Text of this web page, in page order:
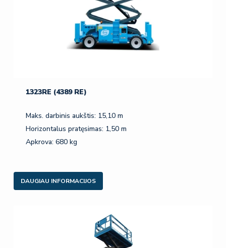
1323RE (4389 RE)
Maks. darbinis aukštis: 15,10 m
Horizontalus pratęsimas: 1,50 m
Apkrova: 680 kg
DAUGIAU INFORMACIJOS